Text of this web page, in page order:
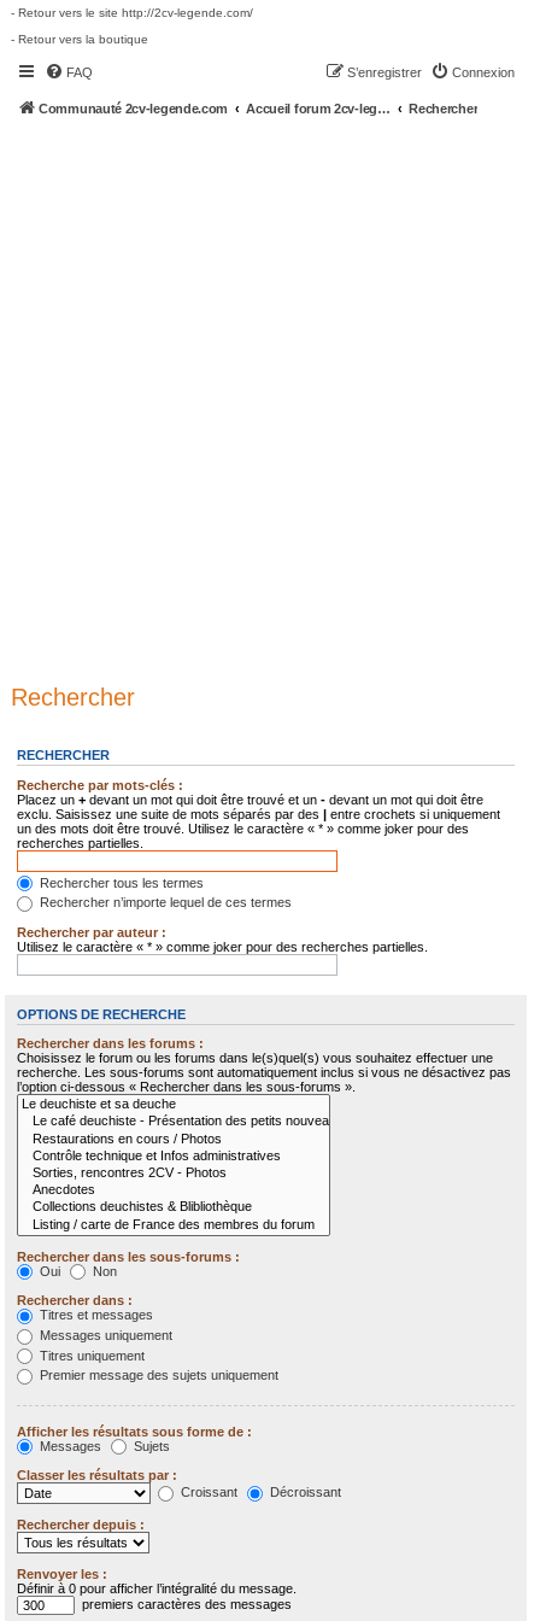
- Retour vers le site http://2cv-legende.com/
- Retour vers la boutique
FAQ Connexion
S’enregistrer
Communauté 2cv-legende.com Accueil forum 2cv-legende.com Rechercher
Rechercher
RECHERCHER
Recherche par mots-clés :
Placez un + devant un mot qui doit être trouvé et un - devant un mot qui doit être
exclu. Saisissez une suite de mots séparés par des | entre crochets si uniquement
un des mots doit être trouvé. Utilisez le caractère « * » comme joker pour des
recherches partielles.
Rechercher tous les termes
Rechercher n’importe lequel de ces termes
Rechercher par auteur :
Utilisez le caractère « * » comme joker pour des recherches partielles.
OPTIONS DE RECHERCHE
Rechercher dans les forums :
Choisissez le forum ou les forums dans le(s)quel(s) vous souhaitez effectuer une
recherche. Les sous-forums sont automatiquement inclus si vous ne désactivez pas
l’option ci-dessous « Rechercher dans les sous-forums ».
Rechercher dans les sous-forums :
Oui
Non
Rechercher dans :
Titres et messages
Messages uniquement
Titres uniquement
Premier message des sujets uniquement
Afficher les résultats sous forme de :
Messages
Sujets
Classer les résultats par :
Croissant
Décroissant
Rechercher depuis :
Renvoyer les :
Définir à 0 pour afficher l’intégralité du message.
premiers caractères des messages